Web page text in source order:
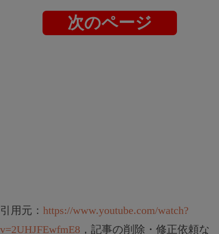
次のページ
引用元： https://www.youtube.com/watch?
v=2UHJFEwfmE8 ，記事の削除・修正依頼な